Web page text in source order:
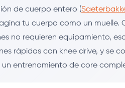
de cuerpo entero (
tu cuerpo como un muelle.
no requieren equipamiento,
rápidas con knee drive, y se
entrenamiento de core